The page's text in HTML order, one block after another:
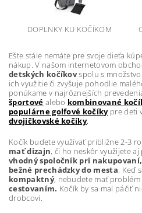
DOPLNKY KU KOČÍKOM
Ešte stále nemáte pre svoje dieťa
nákup. V našom internetovom
detských kočíkovspolu s
ich využitie či zvyšuje pohodlie
ponúkame v najrôznejších
športové alebo kombinované
populárne golfové kočíkypre deti
dvojičkovské kočíky.
Kočík budete využívať približne 2-3
mať dizajn, či ho neskôr využijete
vhodný spoločník pri
bežné prechádzky do mesta. Keď
kompaktný, nebudete mať problém
cestovaním. Kočík by sa mal páčiť
drobcovi.